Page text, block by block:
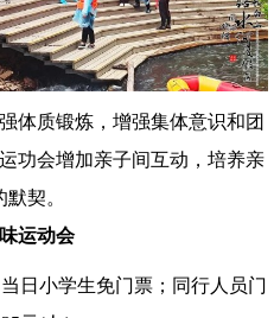
体质锻炼，增强集体意识和团
功会增加亲子间互动，培养亲
契。
运动会
日小学生免门票；同行人员门